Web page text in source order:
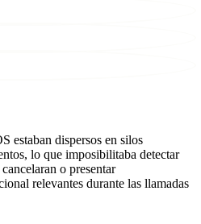
estaban dispersos en silos
lo que imposibilitaba detectar
o presentar
relevantes durante las llamadas